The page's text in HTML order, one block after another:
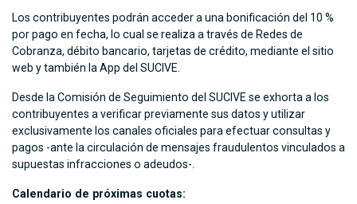
Los contribuyentes podrán acceder a una bonificación del 10 %
por pago en fecha, lo cual se realiza a través de Redes de
Cobranza, débito bancario, tarjetas de crédito, mediante el sitio
web y también la App del SUCIVE.
Desde la Comisión de Seguimiento del SUCIVE se exhorta a los
contribuyentes a verificar previamente sus datos y utilizar
exclusivamente los canales oficiales para efectuar consultas y
pagos -ante la circulación de mensajes fraudulentos vinculados a
supuestas infracciones o adeudos-.
Calendario de próximas cuotas: